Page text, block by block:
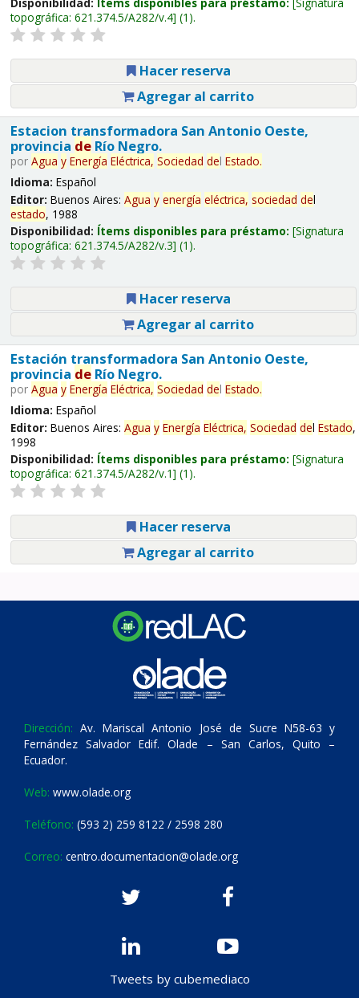
topográfica: 621.374.5/A282/v.4 (1).
Hacer reserva
Agregar al carrito
Estacion transformadora San Antonio Oeste,
provincia deRío Negro.
por Agua y Energía Eléctrica, Sociedad del Estado.
Idioma: Español
Editor: Buenos Aires: Agua y energía eléctrica, sociedad del
estado, 1988
Disponibilidad: Ítems disponibles para préstamo: Signatura
topográfica: 621.374.5/A282/v.3 (1).
Hacer reserva
Agregar al carrito
Estación transformadora San Antonio Oeste,
provincia deRío Negro.
por Agua y Energía Eléctrica, Sociedad del Estado.
Idioma: Español
Editor: Buenos Aires: Agua y Energía Eléctrica, Sociedad del Estado,
1998
Disponibilidad: Ítems disponibles para préstamo: Signatura
topográfica: 621.374.5/A282/v.1 (1).
Hacer reserva
Agregar al carrito
Dirección: Av. Mariscal Antonio José de Sucre N58-63 y
Fernández Salvador Edif. Olade – San Carlos, Quito –
Ecuador.
Web: www.olade.org
Teléfono: (593 2) 259 8122 / 2598 280
Correo: centro.documentacion@olade.org
Tweets by cubemediaco